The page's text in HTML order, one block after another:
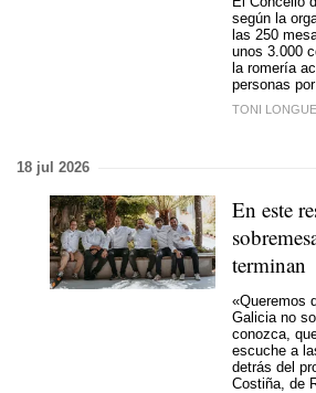
según la
las 250
unos 3.000
la romería
personas
TONI
18 jul 2026
En este
terminan
«Queremos
Galicia no
conozca,
escuche a
detrás del
Costiña, de